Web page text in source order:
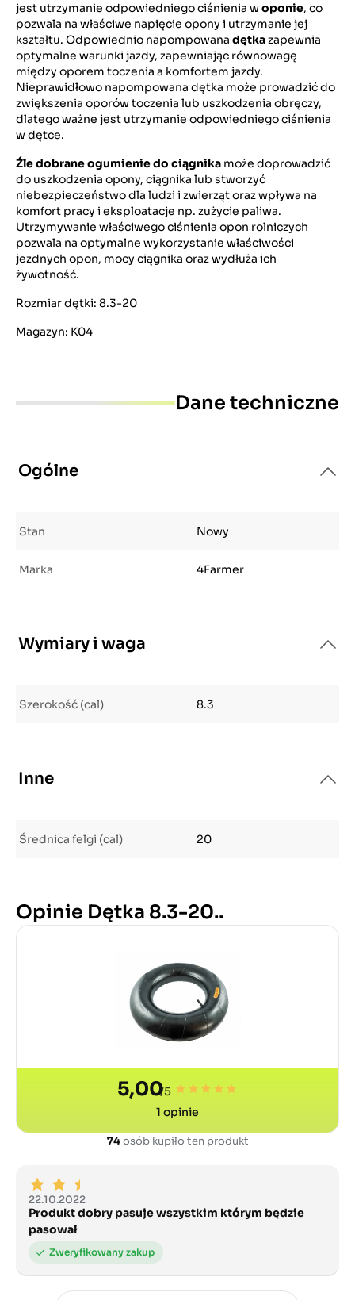
jest utrzymanie odpowiedniego ciśnienia woponie, co
pozwala na właściwe napięcie opony i utrzymanie jej
kształtu. Odpowiednio napompowana dętkazapewnia
optymalne warunki jazdy, zapewniając równowagę
między oporem toczenia a komfortem jazdy.
Nieprawidłowo napompowana dętka może prowadzić do
zwiększenia oporów toczenia lub uszkodzenia obręczy,
dlatego ważne jest utrzymanie odpowiedniego ciśnienia
w dętce.
Źle dobrane ogumienie do ciągnika może doprowadzić
do uszkodzenia opony, ciągnika lub stworzyć
niebezpieczeństwo dla ludzi i zwierząt oraz wpływa na
komfort pracy i eksploatacje np. zużycie paliwa.
Utrzymywanie właściwego ciśnienia opon rolniczych
pozwala na optymalne wykorzystanie właściwości
jezdnych opon, mocy ciągnika oraz wydłuża ich
żywotność.
Rozmiar dętki: 8.3-20
Magazyn: K04
Dane techniczne
Ogólne
Stan Nowy
Marka 4Farmer
Wymiary i waga
Szerokość (cal) 8.3
Inne
Średnica felgi (cal) 20
Opinie Dętka 8.3-20..
5,00/5
1 opinie
74osób kupiło ten produkt
22.10.2022
Produkt dobry pasuje wszystkim którym będzie
pasował